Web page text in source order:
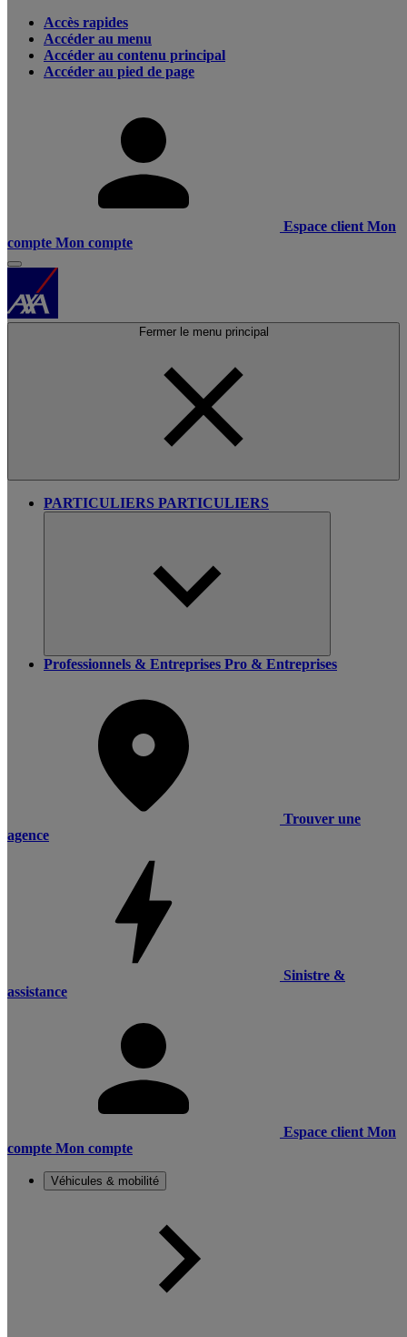
Accès rapides
Accéder au menu
Accéder au contenu principal
Accéder au pied de page
Espace client Mon
compte Mon compte
Fermer le menu principal
PARTICULIERS PARTICULIERS
Professionnels & Entreprises Pro & Entreprises
Trouver une
agence
Sinistre &
assistance
Espace client Mon
compte Mon compte
Véhicules & mobilité